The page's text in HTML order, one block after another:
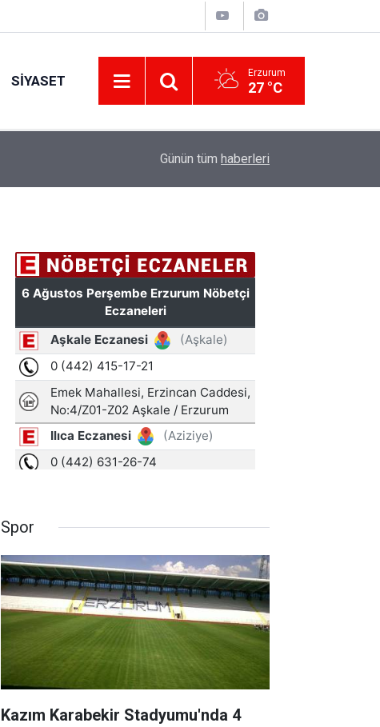
SIYASET Erzurum
27 °C
hazırlanacak
Günün tüm haberleri
Spor
Kazım Karabekir Stadyumu'nda 4